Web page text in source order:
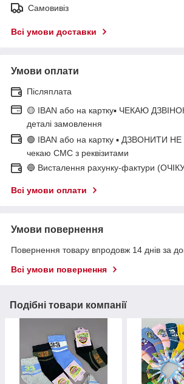
Самовивіз
Всі умови доставки
Умови оплати
Післяплата
🟡 IBAN або на картку▪ ЧЕКАЮ
деталі замовлення
🟢 IBAN або на картку ▪ ДЗВОНИТИ
чекаю СМС з реквізитами
🔵 Висталення рахунку-фактури
Всі умови оплати
Умови повернення
Повернення товару впродовж 14 днів за
Всі умови повернення
Подібні товари компанії